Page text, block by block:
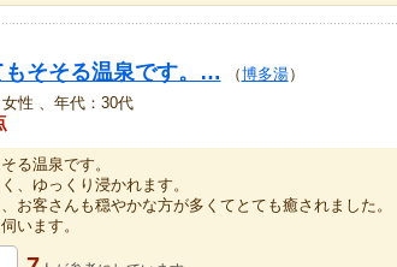
もそそる温泉です。… （博多湯）
性 、年代：30代
る温泉です。
、ゆっくり浸かれます。
お客さんも穏やかな方が多くてとても癒されました。
います。